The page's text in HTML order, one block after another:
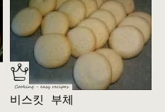
비스킷 부체